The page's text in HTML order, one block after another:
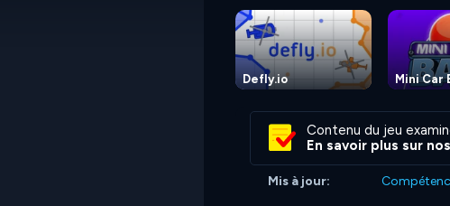
Defly.io Mini Car
Contenu du jeu
En savoir plus sur
Mis à jour: